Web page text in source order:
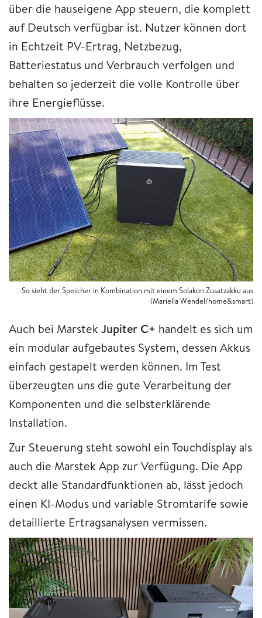
über die hauseigene App steuern, die komplett
auf Deutsch verfügbar ist. Nutzer können dort
in Echtzeit PV-Ertrag, Netzbezug,
Batteriestatus und Verbrauch verfolgen und
behalten so jederzeit die volle Kontrolle über
ihre Energieflüsse.
So sieht der Speicher in Kombination mit einem Solakon Zusatzakku aus
(Mariella Wendel/home&smart)
Auch bei Marstek Jupiter C+ handelt es sich um
ein modular aufgebautes System, dessen Akkus
einfach gestapelt werden können. Im Test
überzeugten uns die gute Verarbeitung der
Komponenten und die selbsterklärende
Installation.
Zur Steuerung steht sowohl ein Touchdisplay als
auch die Marstek App zur Verfügung. Die App
deckt alle Standardfunktionen ab, lässt jedoch
einen KI-Modus und variable Stromtarife sowie
detaillierte Ertragsanalysen vermissen.